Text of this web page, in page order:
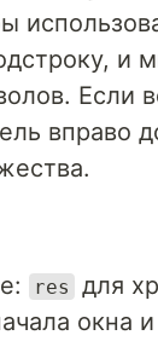
и
Если
вправо
res
для
окна и